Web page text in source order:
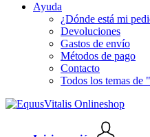
Ayuda
¿Dónde está mi
Devoluciones
Gastos de envío
Métodos de pago
Contacto
Todos los temas de